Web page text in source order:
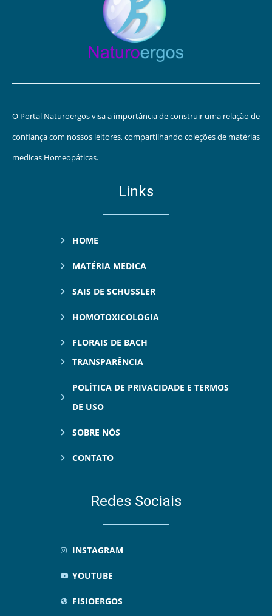
O Portal Naturoergos visa a importância de construir uma relação de
confiança com nossos leitores, compartilhando coleções de matérias
medicas Homeopáticas.
Links
HOME
MATÉRIA MEDICA
SAIS DE SCHUSSLER
HOMOTOXICOLOGIA
FLORAIS DE BACH
TRANSPARÊNCIA
POLÍTICA DE PRIVACIDADE E TERMOS
DE USO
SOBRE NÓS
CONTATO
Redes Sociais
INSTAGRAM
YOUTUBE
FISIOERGOS